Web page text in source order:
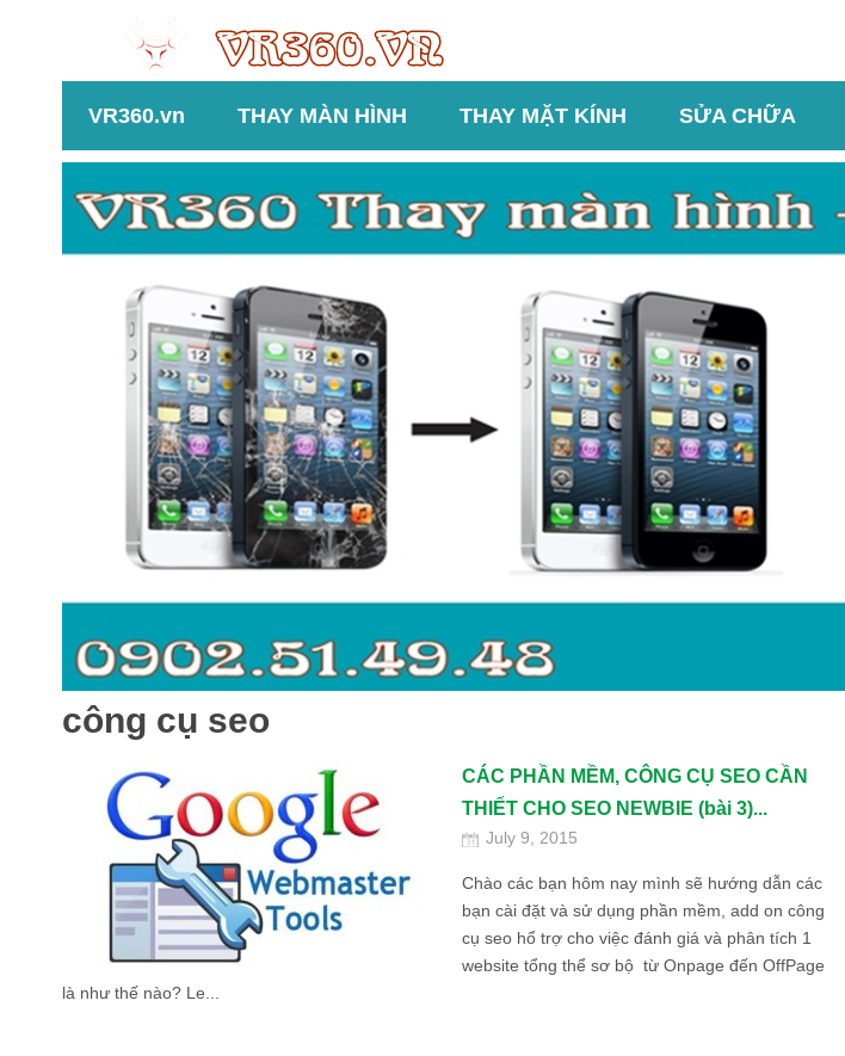
VR360.vn THAY MÀN HÌNH THAY MẶT KÍNH SỬA CHỮA
công cụ seo
CÁC PHẦN MỀM, CÔNG CỤ SEO CẦN
THIẾT CHO SEO NEWBIE (bài 3)...
July 9, 2015
Chào các bạn hôm nay mình sẽ hướng dẫn các
bạn cài đặt và sử dụng phần mềm, add on công
cụ seo hổ trợ cho việc đánh giá và phân tích 1
website tổng thể sơ bộ từ Onpage đến OffPage
là như thế nào? Le...